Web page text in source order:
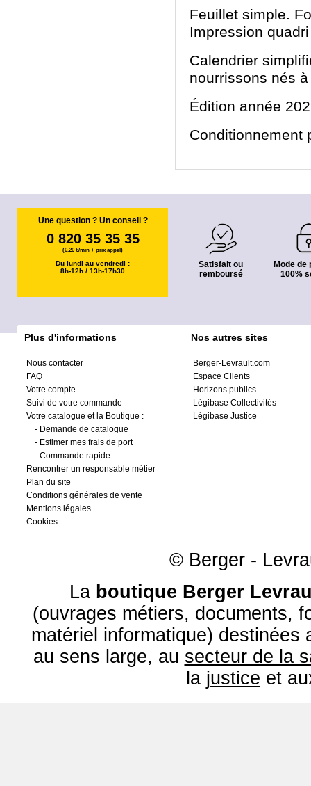
Feuillet simple.
Impression
Calendrier
nourrissons nés
Édition année
Conditionnement
Une question ? Un conseil ?
0 820 35 35 35
(0,20 €/min + prix appel)
Du lundi au vendredi :
8h-12h / 13h-17h30
Satisfait ou
remboursé
Mode de
100%
Plus d'informations
Nous contacter
FAQ
Votre compte
Suivi de votre commande
Votre catalogue et la Boutique :
- Demande de catalogue
- Estimer mes frais de port
- Commande rapide
Rencontrer un responsable métier
Plan du site
Conditions générales de vente
Mentions légales
Cookies
Nos autres sites
Berger-Levrault.com
Espace Clients
Horizons publics
Légibase Collectivités
Légibase Justice
© Berger -
La boutique Berger
(ouvrages métiers, documents,
matériel informatique) destinées
au sens large, au secteur de la
la justice et